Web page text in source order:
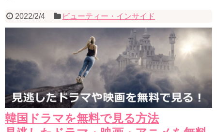
2022/2/4 ビューティー・インサイド
韓国ドラマを無料で見る方法